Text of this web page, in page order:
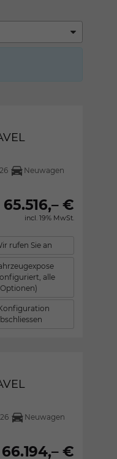
Neuwagen
65.516,– €
incl. 19% MwSt.
rufen Sie an
alle
Optionen)
Neuwagen
66.194,– €